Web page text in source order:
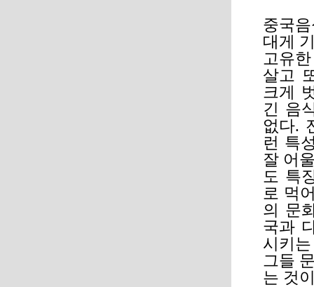
중국
대게
고유
살고
크게
긴 음
없다.
런 특
잘 어
도 특
로 먹
의 문
국과
시키
그들
는 것